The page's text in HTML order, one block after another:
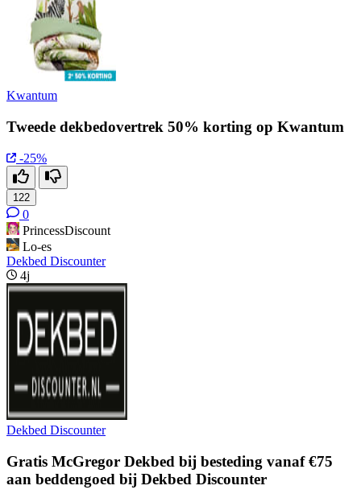
Kwantum
Tweede dekbedovertrek 50% korting op Kwantum
-25%
122
0
PrincessDiscount
Lo-es
Dekbed Discounter
4j
Dekbed Discounter
Gratis McGregor Dekbed bij besteding vanaf €75
aan beddengoed bij Dekbed Discounter